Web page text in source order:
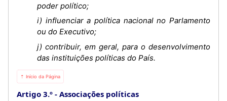
poder político;
i) influenciar a política nacional no Parlamento
ou do Executivo;
j) contribuir, em geral, para o desenvolvimento
das instituições políticas do País.
⇡ Início da Página
Artigo 3.º Associações políticas